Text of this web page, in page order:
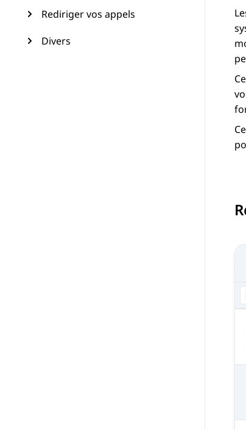
Rediriger vos appels
Divers